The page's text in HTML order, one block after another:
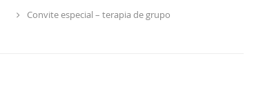
Convite especial – terapia de grupo